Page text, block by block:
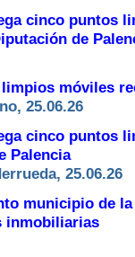
cinco puntos
de
móviles
25.06.26
cinco puntos
Palencia
25.06.26
municipio de
inmobiliarias